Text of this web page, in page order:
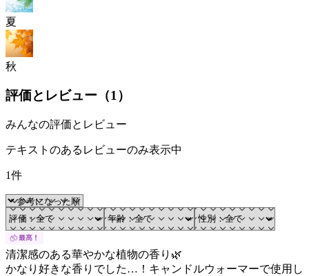
夏
秋
評価とレビュー（1）
みんなの評価とレビュー
テキストのあるレビューのみ表示中
1件
清潔感のある華やかな植物の香り🌿
かなり好きな香りでした…！キャンドルウォーマーで使用し